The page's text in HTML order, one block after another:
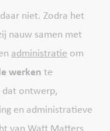
niet. Zodra het
nauw samen met
administratie om
werken te
dat ontwerp,
en administratieve